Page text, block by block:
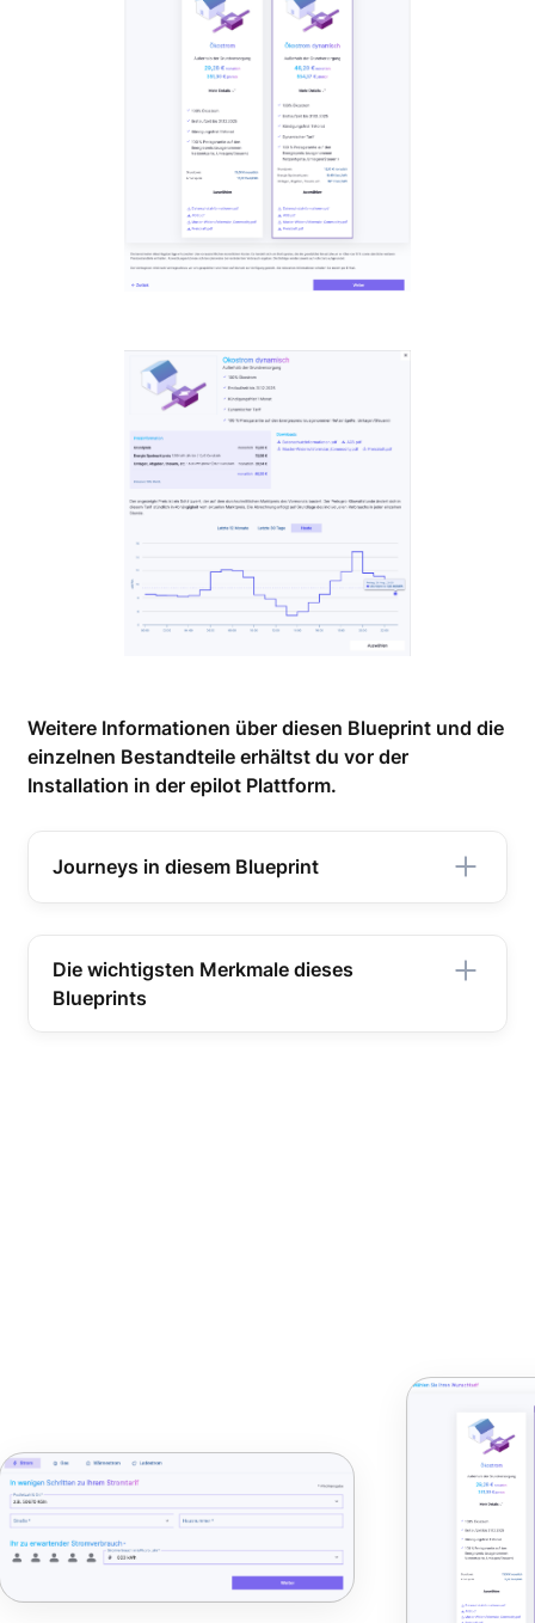
Weitere Informationen über diesen Blueprint und die
einzelnen Bestandteile erhältst du vor der
Installation in der epilot Plattform.
Journeys in diesem Blueprint
Commodity Gas
Commodity Wärmestrom
Die wichtigsten Merkmale dieses
Blueprints